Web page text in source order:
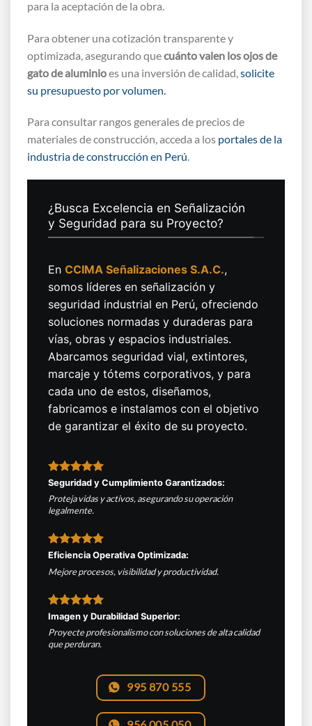
para la aceptación de la obra.
Para obtener una cotización transparente y
optimizada, asegurando quecuánto valen los ojos de
gato de aluminioes una inversión de calidad, solicite
su presupuesto por volumen.
Para consultar rangos generales de precios de
materiales de construcción, acceda a los portales de la
industria de construcción en Perú.
¿Busca Excelencia en Señalización
y Seguridad para su Proyecto?
En CCIMA Señalizaciones S.A.C.,
somos líderes en señalización y
seguridad industrial en Perú, ofreciendo
soluciones normadas y duraderas para
vías, obras y espacios industriales.
Abarcamos seguridad vial, extintores,
marcaje y tótems corporativos, y para
cada uno de estos, diseñamos,
fabricamos e instalamos con el objetivo
de garantizar el éxito de su proyecto.
Seguridad y Cumplimiento Garantizados:
Proteja vidas y activos, asegurando su operación
legalmente.
Eficiencia Operativa Optimizada:
Mejore procesos, visibilidad y productividad.
Imagen y Durabilidad Superior:
Proyecte profesionalismo con soluciones de alta calidad
que perduran.
995 870 555